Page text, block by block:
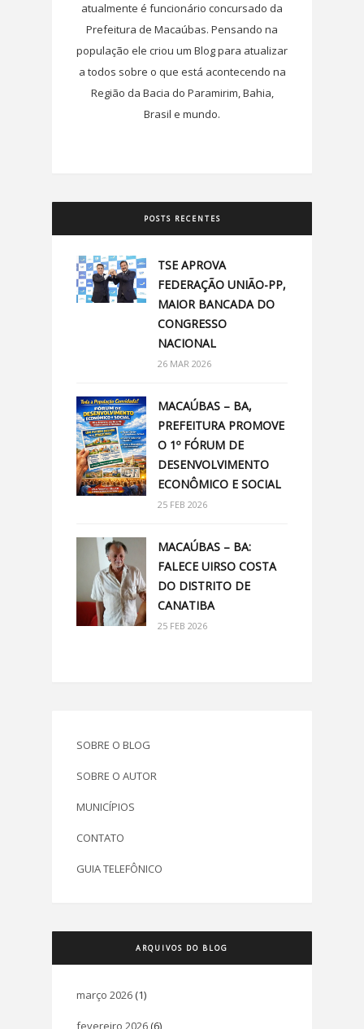
atualmente é funcionário concursado da
Prefeitura de Macaúbas. Pensando na
população ele criou um Blog para atualizar
a todos sobre o que está acontecendo na
Região da Bacia do Paramirim, Bahia,
Brasil e mundo.
POSTS RECENTES
TSE APROVA
FEDERAÇÃO UNIÃO-PP,
MAIOR BANCADA DO
CONGRESSO
NACIONAL
26 MAR 2026
MACAÚBAS – BA,
PREFEITURA PROMOVE
O 1º FÓRUM DE
DESENVOLVIMENTO
ECONÔMICO E SOCIAL
25 FEB 2026
MACAÚBAS – BA:
FALECE UIRSO COSTA
DO DISTRITO DE
CANATIBA
25 FEB 2026
SOBRE O BLOG
SOBRE O AUTOR
MUNICÍPIOS
CONTATO
GUIA TELEFÔNICO
ARQUIVOS DO BLOG
março 2026 (1)